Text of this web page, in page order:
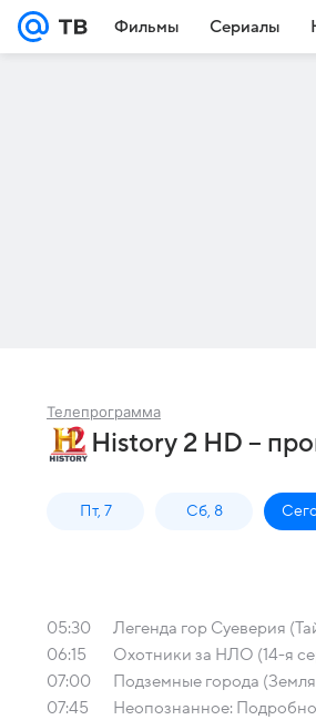
Фильмы Сериалы
Телепрограмма
History 2 HD –
Пт, 7 Сб, 8
05:30
Легенда гор Суеверия
06:15
Охотники за НЛО (14-я
07:00
Подземные города
07:45
Неопознанное: